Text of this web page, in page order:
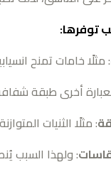
توفرها:
: مثلًا خامات تمنح
أخرى طبقة
: مثلًا الثنيات
: ولهذا السبب